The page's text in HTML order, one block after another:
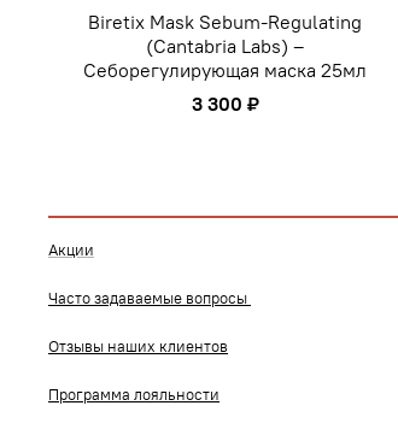
Biretix Mask Sebum-Regulating
(Cantabria Labs) –
Себорегулирующая маска 25мл
3 300 ₽
Акции
Часто задаваемые вопросы
Отзывы наших клиентов
Программа лояльности